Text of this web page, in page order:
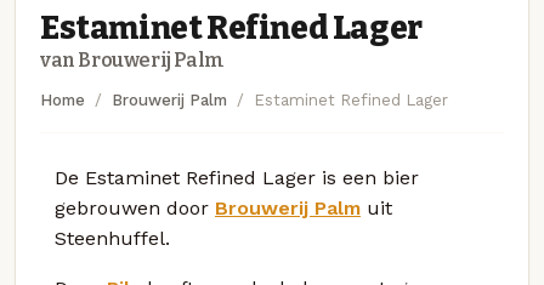
Estaminet Refined Lager
van Brouwerij Palm
Home Brouwerij Palm Estaminet Refined Lager
De Estaminet Refined Lager is een bier
gebrouwen door Brouwerij Palm uit
Steenhuffel.